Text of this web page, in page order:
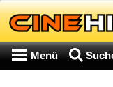
Menü